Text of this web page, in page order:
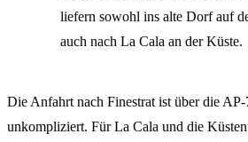
liefern sowohl ins alte Dorf auf
auch nach La Cala an der Küste.
Die Anfahrt nach Finestrat ist über die
unkompliziert. Für La Cala und die